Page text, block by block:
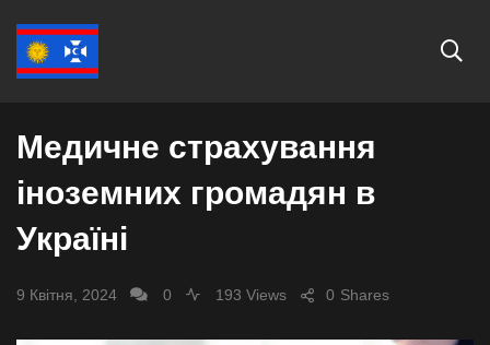
СУСПІЛЬСТВО
Медичне страхування
іноземних громадян в
Україні
9 Квітня, 2024 0 193 Views Shares
0